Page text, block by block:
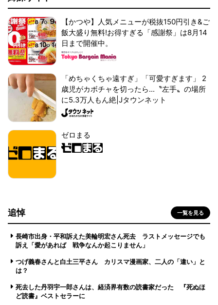
【かつや】人気メニューが税抜150円引き&ご
飯大盛り無料!お得すぎる「感謝祭」は8月14
日まで開催中。
「めちゃくちゃ遠すぎ」「可愛すぎます」 2
歳児がカボチャを切ったら...〝左手〟の場所
に5.3万人もん絶|Jタウンネット
ゼロまる
追悼 一覧を見る
長崎市出身・平和訴えた美輪明宏さん死去 ラストメッセージでも
訴え「愛があれば 戦争なんか起こりません」
つげ義春さんと白土三平さん カリスマ漫画家、二人の「違い」と
は？
死去した丹羽宇一郎さんは、経済界有数の読書家だった 『死ぬほ
ど読書』ベストセラーに